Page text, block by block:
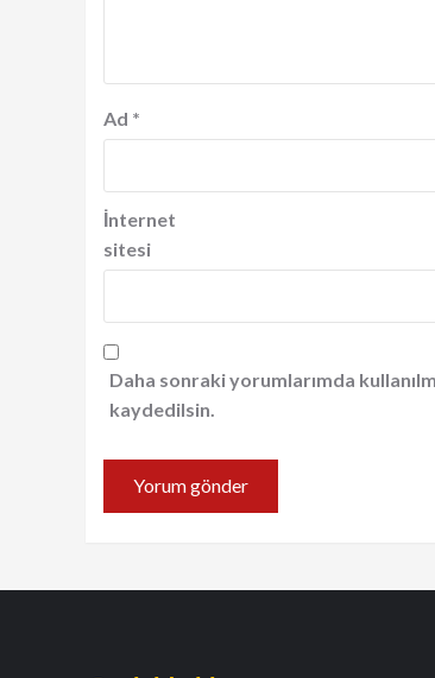
Ad *
İnternet
sitesi
Daha sonraki yorumlarımda
kaydedilsin.